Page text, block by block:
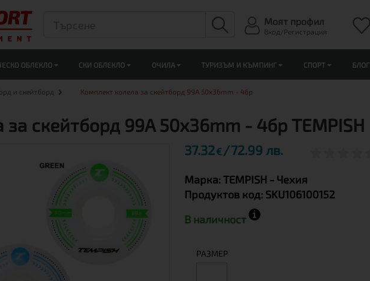
Моят профил
Вход/Регистрация
ОБЛЕКЛО СКИ ОБЛЕКЛО ОЧИЛА ТУРИЗЪМ И КЪМПИНГ СПОРТ БЛОГ
и скейтборд Комплект колела за скейтборд 99A 50x36mm - 4бр
скейтборд 99A 50x36mm - 4бр TEMPISH
37.32€ 72.99 лв.
Марка:TEMPISH - Чехия
Продуктов код: SKU106100152
В наличност
РАЗМЕР